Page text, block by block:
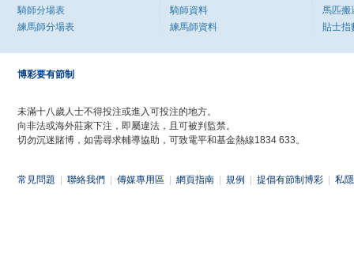
騎師分場表
練馬師分場表
騎師資料
練馬師資料
馬匹搬
貼士指
博彩要有節制
未滿十八歲人士不得投注或進入可投注的地方。
向非法或海外莊家下注，即屬違法，且可被判監禁。
切勿沉迷賭博，如需尋求輔導協助，可致電平和基金熱線1834 633。
常見問題 聯絡我們 傳媒專用區 網頁指南 規例 提倡有節制博彩 私